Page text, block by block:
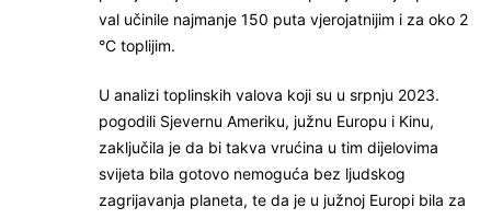
val učinile najmanje 150 puta vjerojatnijim i za oko 2
°C toplijim.
U analizi toplinskih valova koji su u srpnju 2023.
pogodili Sjevernu Ameriku, južnu Europu i Kinu,
zaključila je da bi takva vrućina u tim dijelovima
svijeta bila gotovo nemoguća bez ljudskog
zagrijavanja planeta, te da je u južnoj Europi bila za